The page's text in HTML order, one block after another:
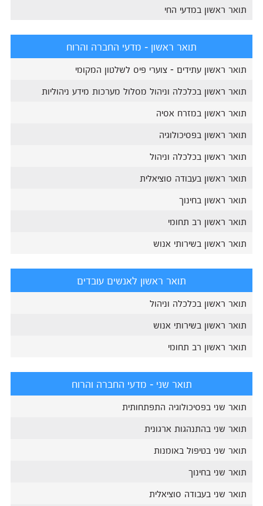
תואר ראשון במדעי החי
תואר ראשון - מדעי החברה והרוח
תואר ראשון עתידים - צוערי פיס לשלטון המקומי
תואר ראשון בכלכלה וניהול מסלול מערכות מידע ניהוליות
תואר ראשון במזרח אסיה
תואר ראשון בפסיכולוגיה
תואר ראשון בכלכלה וניהול
תואר ראשון בעבודה סוציאלית
תואר ראשון בחינוך
תואר ראשון רב תחומי
תואר ראשון בשירותי אנוש
תואר ראשון לאנשים עובדים
תואר ראשון בכלכלה וניהול
תואר ראשון בשירותי אנוש
תואר ראשון רב תחומי
תואר שני - מדעי החברה והרוח
תואר שני בפסיכולוגיה התפתחותית
תואר שני בהתנהגות ארגונית
תואר שני בטיפול באומנות
תואר שני בחינוך
תואר שני בעבודה סוציאלית